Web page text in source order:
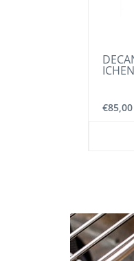
ICHENDORF - N°3